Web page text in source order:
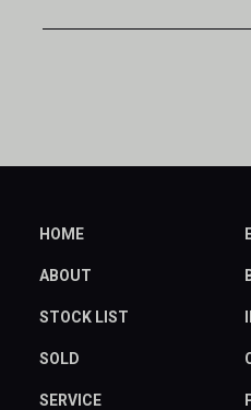
HOME
ABOUT
STOCK LIST
SOLD
SERVICE